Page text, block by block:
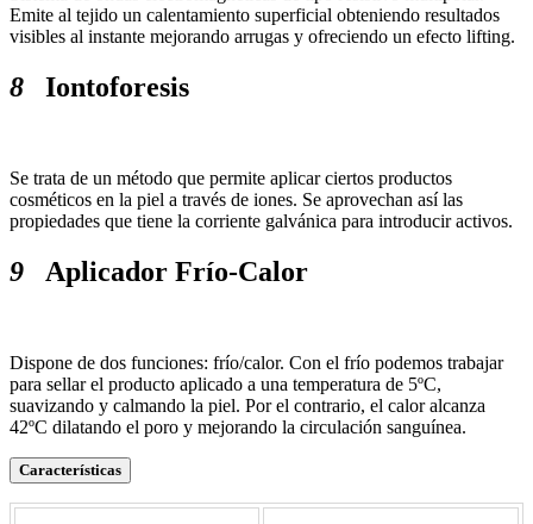
Emite al tejido un calentamiento superficial obteniendo resultados
visibles al instante mejorando arrugas y ofreciendo un efecto lifting.
8 Iontoforesis
Se trata de un método que permite aplicar ciertos productos
cosméticos en la piel a través de iones. Se aprovechan así las
propiedades que tiene la corriente galvánica para introducir activos.
9 Aplicador Frío-Calor
Dispone de dos funciones: frío/calor. Con el frío podemos trabajar
para sellar el producto aplicado a una temperatura de 5ºC,
suavizando y calmando la piel. Por el contrario, el calor alcanza
42ºC dilatando el poro y mejorando la circulación sanguínea.
Características